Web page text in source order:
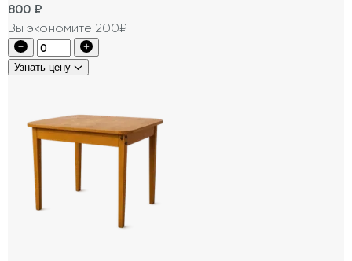
800 ₽
Вы экономите 200₽
Узнать цену